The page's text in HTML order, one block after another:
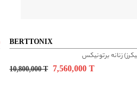
BERTTONIX
زنانه برتونیکس
10,800,000T 7,560,000 T